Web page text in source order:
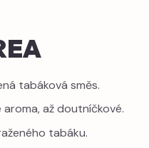
tabáková směs.
až doutníčkové.
tabáku.